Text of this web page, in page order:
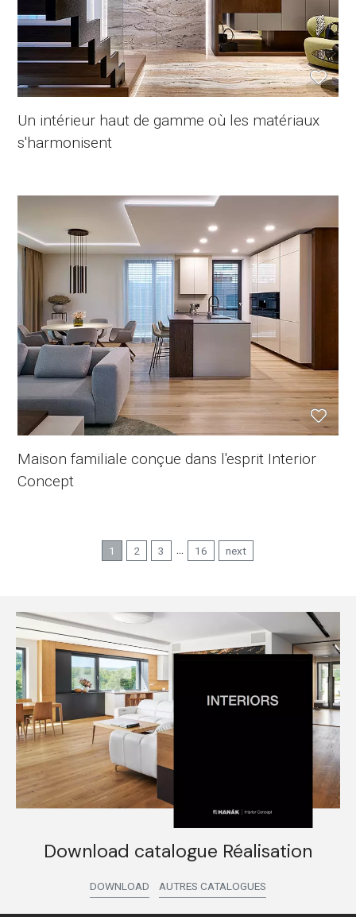
Un intérieur haut de gamme où les matériaux
s'harmonisent
Maison familiale conçue dans l'esprit Interior
Concept
1 2 3 ... 16 next
Download catalogue Réalisation
DOWNLOAD AUTRES CATALOGUES